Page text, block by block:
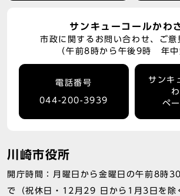
サンキューコールかわ
市政に関するお問い合わせ、ご意
（午前8時から午後9時 年中
電話番号
044-200-3939
サンキ
ペ
川崎市役所
開庁時間：月曜日から金曜日の午前8時
で（祝休日・12月29 日から1月3日を除